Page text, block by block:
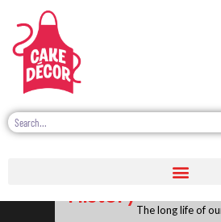
History
The long life of